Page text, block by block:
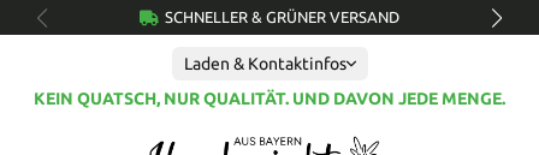
springen SCHNELLER & GRÜNER VERSAND
Laden & Kontaktinfos
KEIN QUATSCH, NUR QUALITÄT. UND DAVON JEDE MENGE.